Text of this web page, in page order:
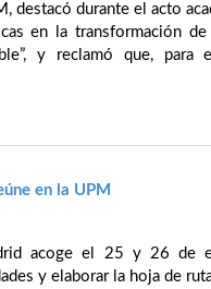
destacó durante el acto
en la transformación de
y reclamó que, para
en la UPM
acoge el 25 y 26 de
y elaborar la hoja de